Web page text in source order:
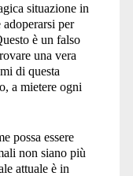
situazione in
per
è un falso
una vera
di questa
a mietere ogni
possa essere
non siano più
attuale è in